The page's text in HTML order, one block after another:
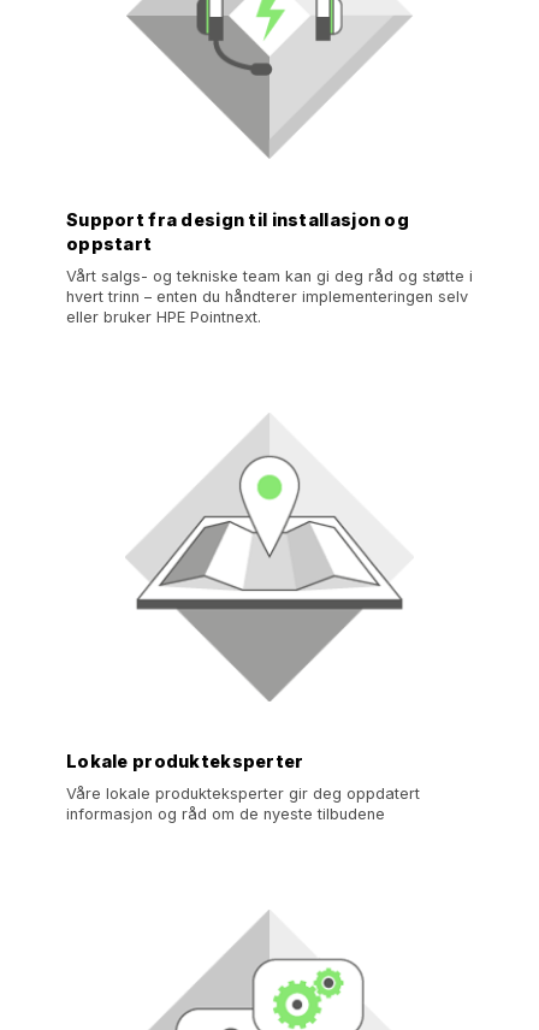
Support fra design til installasjon og
oppstart
Vårt salgs- og tekniske team kan gi deg råd og støtte i
hvert trinn – enten du håndterer implementeringen selv
eller bruker HPE Pointnext.
Lokale produkteksperter
Våre lokale produkteksperter gir deg oppdatert
informasjon og råd om de nyeste tilbudene